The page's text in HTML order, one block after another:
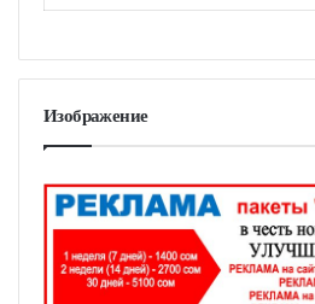
Изображение